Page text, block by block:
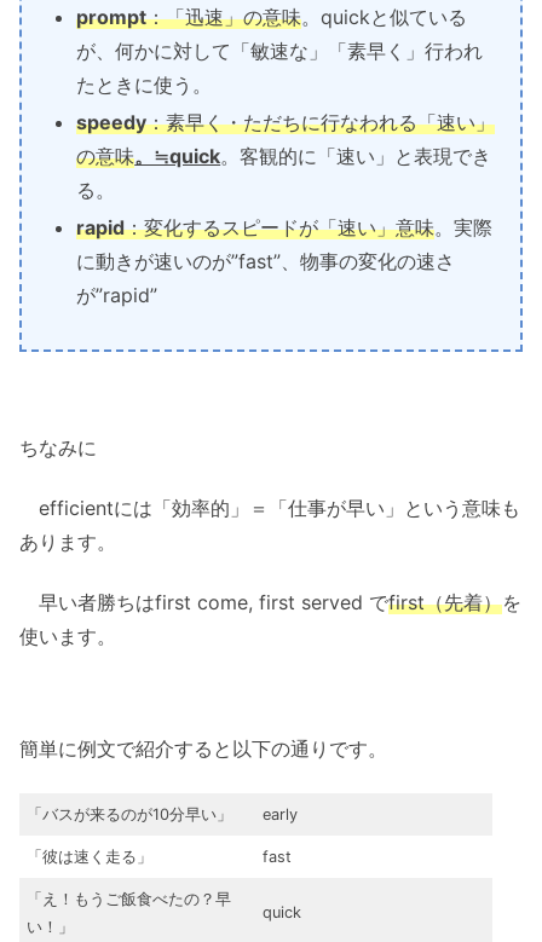
prompt：「迅速」の意味。quickと似ている
が、何かに対して「敏速な」「素早く」行われ
たときに使う。
speedy：素早く・ただちに行なわれる「速い」
の意味。≒quick。客観的に「速い」と表現でき
る。
rapid：変化するスピードが「速い」意味。実際
に動きが速いのが”fast”、物事の変化の速さ
が”rapid”
ちなみに
efficientには「効率的」＝「仕事が早い」という意味も
あります。
早い者勝ちはfirst come, first served でfirst（先着）を
使います。
簡単に例文で紹介すると以下の通りです。
「バスが来るのが10分早い 」 early
「彼は速く 走る」 fast
「え！もうご飯食べたの？ 早
い ！」
quick